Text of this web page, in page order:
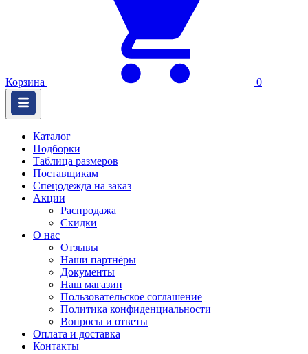
Корзина 0
Каталог
Подборки
Таблица размеров
Поставщикам
Спецодежда на заказ
Акции
Распродажа
Скидки
О нас
Отзывы
Наши партнёры
Документы
Наш магазин
Пользовательское соглашение
Политика конфиденциальности
Вопросы и ответы
Оплата и доставка
Контакты